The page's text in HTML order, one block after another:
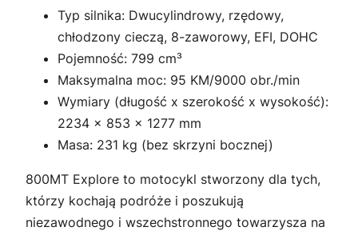
Typ silnika: Dwucylindrowy, rzędowy,
chłodzony cieczą, 8-zaworowy, EFI, DOHC
Pojemność: 799 cm³
Maksymalna moc: 95 KM/9000 obr./min
Wymiary (długość x szerokość x wysokość):
2234 x 853 x 1277 mm
Masa: 231 kg (bez skrzyni bocznej)
800MT Explore to motocykl stworzony dla tych,
którzy kochają podróże i poszukują
niezawodnego i wszechstronnego towarzysza na